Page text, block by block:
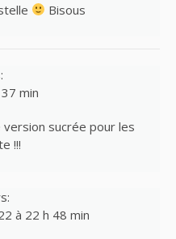
Bisous
min
version sucrée pour les
!!!
à 22 h 48 min